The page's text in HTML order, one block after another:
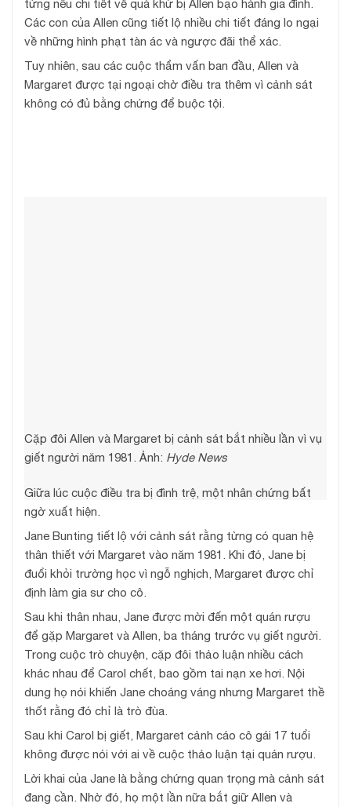
từng nêu chi tiết về quá khứ bị Allen bạo hành gia đình.
Các con của Allen cũng tiết lộ nhiều chi tiết đáng lo ngại
về những hình phạt tàn ác và ngược đãi thể xác.
Tuy nhiên, sau các cuộc thẩm vấn ban đầu, Allen và
Margaret được tại ngoại chờ điều tra thêm vì cảnh sát
không có đủ bằng chứng để buộc tội.
Cặp đôi Allen và Margaret bị cảnh sát bắt nhiều lần vì vụ
giết người năm 1981. Ảnh: Hyde News
Giữa lúc cuộc điều tra bị đình trệ, một nhân chứng bất
ngờ xuất hiện.
Jane Bunting tiết lộ với cảnh sát rằng từng có quan hệ
thân thiết với Margaret vào năm 1981. Khi đó, Jane bị
đuổi khỏi trường học vì ngỗ nghịch, Margaret được chỉ
định làm gia sư cho cô.
Sau khi thân nhau, Jane được mời đến một quán rượu
để gặp Margaret và Allen, ba tháng trước vụ giết người.
Trong cuộc trò chuyện, cặp đôi thảo luận nhiều cách
khác nhau để Carol chết, bao gồm tai nạn xe hơi. Nội
dung họ nói khiến Jane choáng váng nhưng Margaret thề
thốt rằng đó chỉ là trò đùa.
Sau khi Carol bị giết, Margaret cảnh cáo cô gái 17 tuổi
không được nói với ai về cuộc thảo luận tại quán rượu.
Lời khai của Jane là bằng chứng quan trọng mà cảnh sát
đang cần. Nhờ đó, họ một lần nữa bắt giữ Allen và